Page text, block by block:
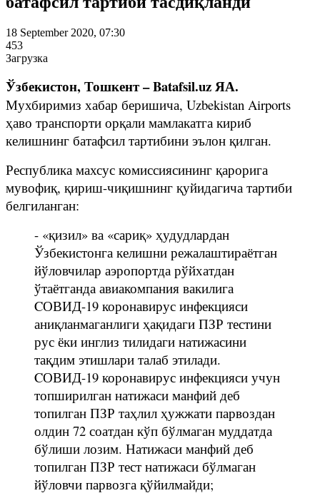
18 September 2020, 07:30
453
Загрузка
Ўзбекистон, Тошкент – Batafsil.uz ЯА.
Мухбиримиз хабар беришича, Uzbekistan Airports
ҳаво транспорти орқали мамлакатга кириб
келишнинг батафсил тартибини эълон қилган.
Республика махсус комиссиясининг қарорига
мувофиқ, қириш-чиқишнинг қуйидагича тартиби
белгиланган:
- «қизил» ва «сариқ» ҳудудлардан
Ўзбекистонга келишни режалаштираётган
йўловчилар аэропортда рўйхатдан
ўтаётганда авиакомпания вакилига
CОВИД-19 коронавирус инфекцияси
аниқланмаганлиги ҳақидаги ПЗР тестини
рус ёки инглиз тилидаги натижасини
тақдим этишлари талаб этилади.
CОВИД-19 коронавирус инфекцияси учун
топширилган натижаси манфий деб
топилган ПЗР таҳлил ҳужжати парвоздан
олдин 72 соатдан кўп бўлмаган муддатда
бўлиши лозим. Натижаси манфий деб
топилган ПЗР тест натижаси бўлмаган
йўловчи парвозга қўйилмайди;